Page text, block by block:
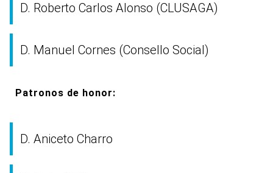
D. Roberto Carlos Alonso (CLUSAGA)
D. Manuel Cornes (Consello Social)
Patronos de honor:
D. Aniceto Charro